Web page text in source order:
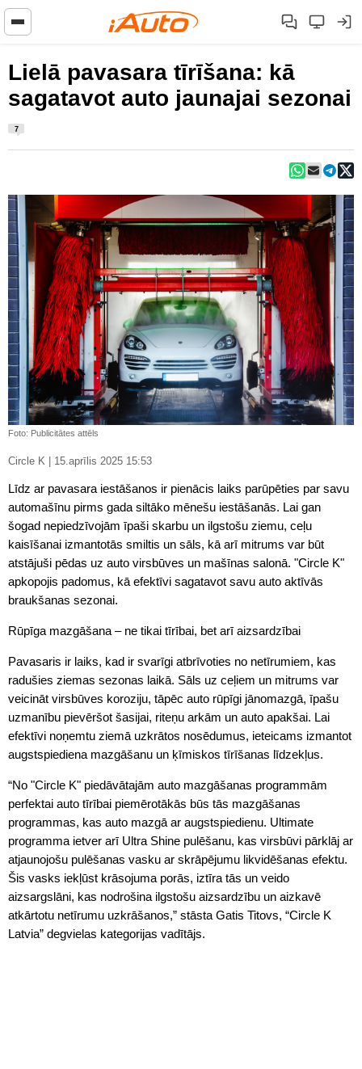
Lielā pavasara tīrīšana: kā
sagatavot auto jaunajai sezonai
7
Foto: Publicitātes attēls
Circle K | 15.aprīlis 2025 15:53
Līdz ar pavasara iestāšanos ir pienācis laiks parūpēties par savu
automašīnu pirms gada siltāko mēnešu iestāšanās. Lai gan
šogad nepiedzīvojām īpaši skarbu un ilgstošu ziemu, ceļu
kaisīšanai izmantotās smiltis un sāls, kā arī mitrums var būt
atstājuši pēdas uz auto virsbūves un mašīnas salonā. "Circle K"
apkopojis padomus, kā efektīvi sagatavot savu auto aktīvās
braukšanas sezonai.
Rūpīga mazgāšana – ne tikai tīrībai, bet arī aizsardzībai
Pavasaris ir laiks, kad ir svarīgi atbrīvoties no netīrumiem, kas
radušies ziemas sezonas laikā. Sāls uz ceļiem un mitrums var
veicināt virsbūves koroziju, tāpēc auto rūpīgi jānomazgā, īpašu
uzmanību pievēršot šasijai, riteņu arkām un auto apakšai. Lai
efektīvi noņemtu ziemā uzkrātos nosēdumus, ieteicams izmantot
augstspiediena mazgāšanu un ķīmiskos tīrīšanas līdzekļus.
“No "Circle K" piedāvātajām auto mazgāšanas programmām
perfektai auto tīrībai piemērotākās būs tās mazgāšanas
programmas, kas auto mazgā ar augstspiedienu. Ultimate
programma ietver arī Ultra Shine pulēšanu, kas virsbūvi pārklāj ar
atjaunojošu pulēšanas vasku ar skrāpējumu likvidēšanas efektu.
Šis vasks iekļūst krāsojuma porās, iztīra tās un veido
aizsargslāni, kas nodrošina ilgstošu aizsardzību un aizkavē
atkārtotu netīrumu uzkrāšanos,” stāsta Gatis Titovs, “Circle K
Latvia” degvielas kategorijas vadītājs.